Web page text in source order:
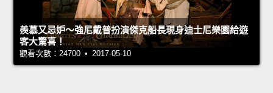
羨慕又忌妒～強尼戴普扮演傑克船長現身迪士尼樂園給遊
客大驚喜！
觀看次數：24700 • 2017-05-10